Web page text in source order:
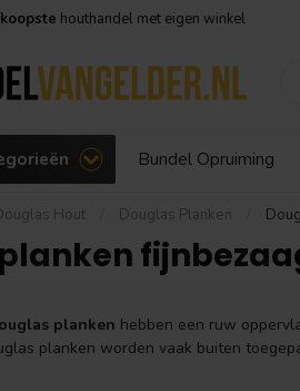
houthandel met eigen winkel
Bundel Opruiming
Hout Douglas Planken
planken hebben een ruw
planken worden vaak buiten